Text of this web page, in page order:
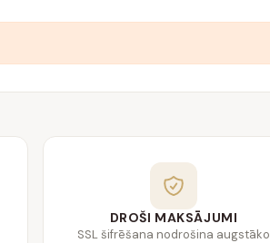
DROŠI MAKSĀJUMI
SSL šifrēšana nodrošina augstāko